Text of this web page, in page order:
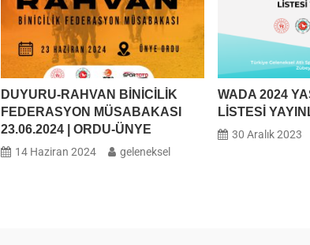
DUYURU-RAHVAN BİNİCİLİK
FEDERASYON MÜSABAKASI
23.06.2024 | ORDU-ÜNYE
14 Haziran 2024 geleneksel
WADA 2024
LİSTESİ
30 Aralık 2023